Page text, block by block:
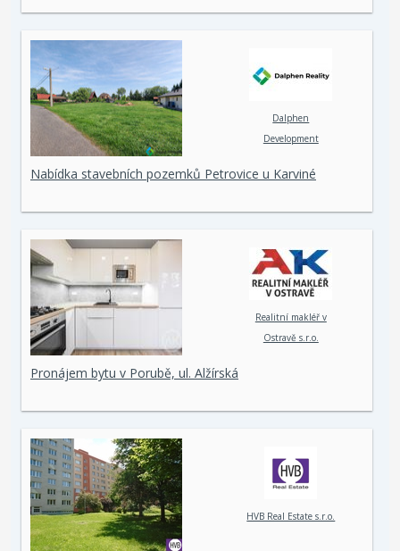
Dalphen
Development
Nabídka stavebních pozemků Petrovice u Karviné
Realitní makléř v
Ostravě s.r.o.
Pronájem bytu v Porubě, ul. Alžírská
HVB Real Estate s.r.o.